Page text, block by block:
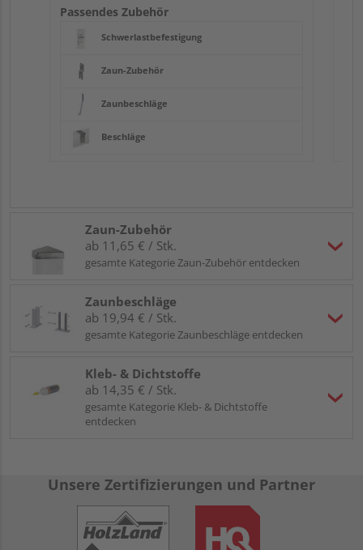
Passendes Zubehör
Schwerlastbefestigung
Zaun-Zubehör
Zaunbeschläge
Beschläge
Zaun-Zubehör
ab 11,65 € / Stk.
gesamte Kategorie Zaun-Zubehör entdecken
Zaunbeschläge
ab 19,94 € / Stk.
gesamte Kategorie Zaunbeschläge entdecken
Kleb- & Dichtstoffe
ab 14,35 € / Stk.
gesamte Kategorie Kleb- & Dichtstoffe
entdecken
Unsere Zertifizierungen und Partner